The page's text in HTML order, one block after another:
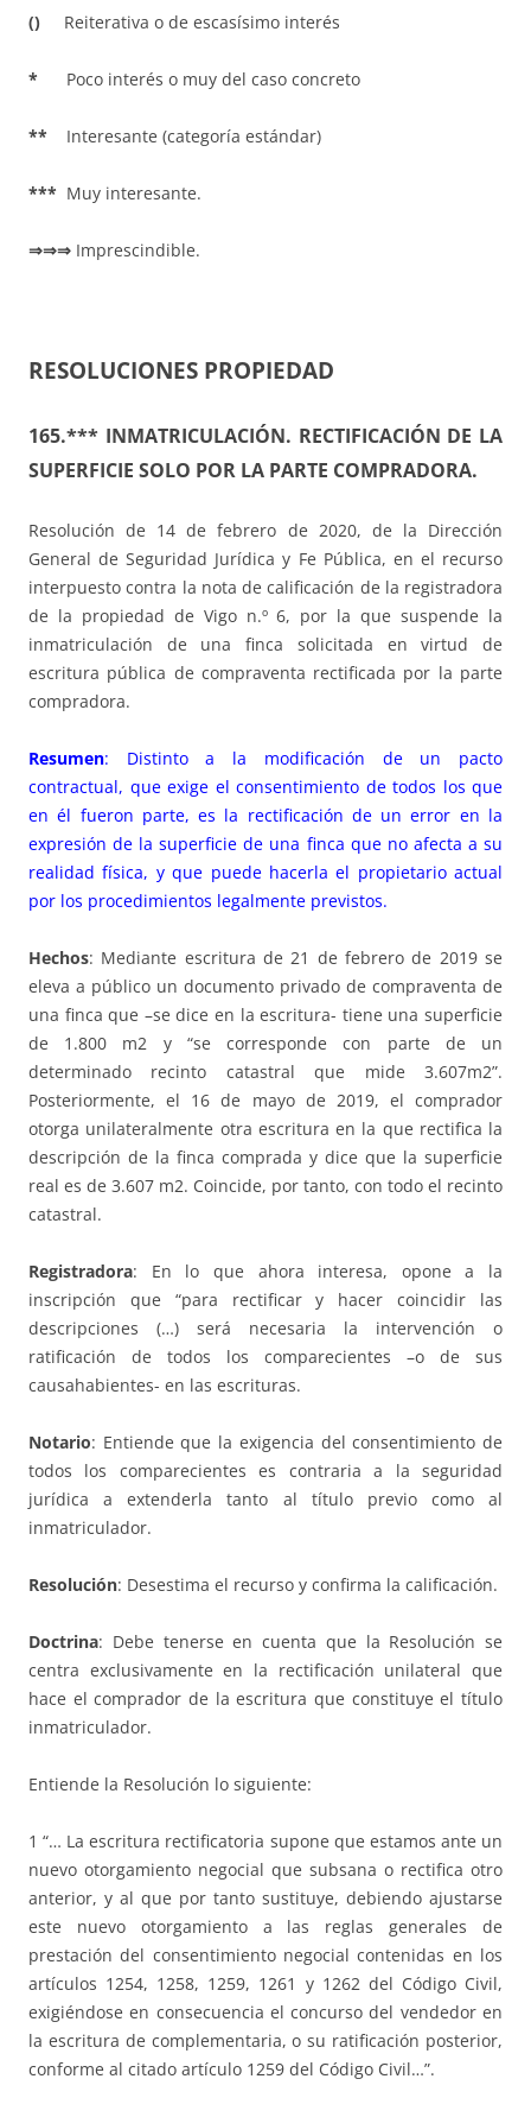
() Reiterativa o de escasísimo interés
* Poco interés o muy del caso concreto
** Interesante (categoría estándar)
*** Muy interesante.
⇒⇒⇒ Imprescindible.
RESOLUCIONES PROPIEDAD
165.*** INMATRICULACIÓN. RECTIFICACIÓN DE LA
SUPERFICIE SOLO POR LA PARTE COMPRADORA.
Resolución de 14 de febrero de 2020, de la Dirección
General de Seguridad Jurídica y Fe Pública, en el recurso
interpuesto contra la nota de calificación de la registradora
de la propiedad de Vigo n.º 6, por la que suspende la
inmatriculación de una finca solicitada en virtud de
escritura pública de compraventa rectificada por la parte
compradora.
Resumen: Distinto a la modificación de un pacto
contractual, que exige el consentimiento de todos los que
en él fueron parte, es la rectificación de un error en la
expresión de la superficie de una finca que no afecta a su
realidad física, y que puede hacerla el propietario actual
por los procedimientos legalmente previstos.
Hechos: Mediante escritura de 21 de febrero de 2019 se
eleva a público un documento privado de compraventa de
una finca que –se dice en la escritura- tiene una superficie
de 1.800 m2 y “se corresponde con parte de un
determinado recinto catastral que mide 3.607m2”.
Posteriormente, el 16 de mayo de 2019, el comprador
otorga unilateralmente otra escritura en la que rectifica la
descripción de la finca comprada y dice que la superficie
real es de 3.607 m2. Coincide, por tanto, con todo el recinto
catastral.
Registradora: En lo que ahora interesa, opone a la
inscripción que “para rectificar y hacer coincidir las
descripciones (…) será necesaria la intervención o
ratificación de todos los comparecientes –o de sus
causahabientes- en las escrituras.
Notario: Entiende que la exigencia del consentimiento de
todos los comparecientes es contraria a la seguridad
jurídica a extenderla tanto al título previo como al
inmatriculador.
Resolución: Desestima el recurso y confirma la calificación.
Doctrina: Debe tenerse en cuenta que la Resolución se
centra exclusivamente en la rectificación unilateral que
hace el comprador de la escritura que constituye el título
inmatriculador.
Entiende la Resolución lo siguiente:
1 “… La escritura rectificatoria supone que estamos ante un
nuevo otorgamiento negocial que subsana o rectifica otro
anterior, y al que por tanto sustituye, debiendo ajustarse
este nuevo otorgamiento a las reglas generales de
prestación del consentimiento negocial contenidas en los
artículos 1254, 1258, 1259, 1261 y 1262 del Código Civil,
exigiéndose en consecuencia el concurso del vendedor en
la escritura de complementaria, o su ratificación posterior,
conforme al citado artículo 1259 del Código Civil…”.